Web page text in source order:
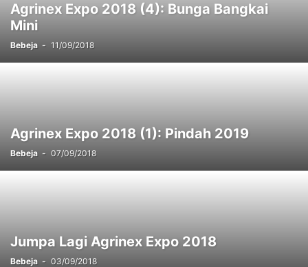
Agrinex Expo 2018 (4): Bunga Bangkai
Mini
Bebeja - 11/09/2018
Agrinex Expo 2018 (1): Pindah 2019
Bebeja - 07/09/2018
Jumpa Lagi Agrinex Expo 2018
Bebeja - 03/09/2018